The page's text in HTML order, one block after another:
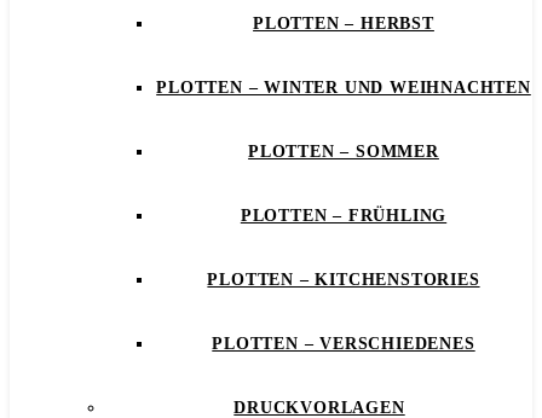
PLOTTEN – HERBST
PLOTTEN – WINTER UND WEIHNACHTEN
PLOTTEN – SOMMER
PLOTTEN – FRÜHLING
PLOTTEN – KITCHENSTORIES
PLOTTEN – VERSCHIEDENES
DRUCKVORLAGEN